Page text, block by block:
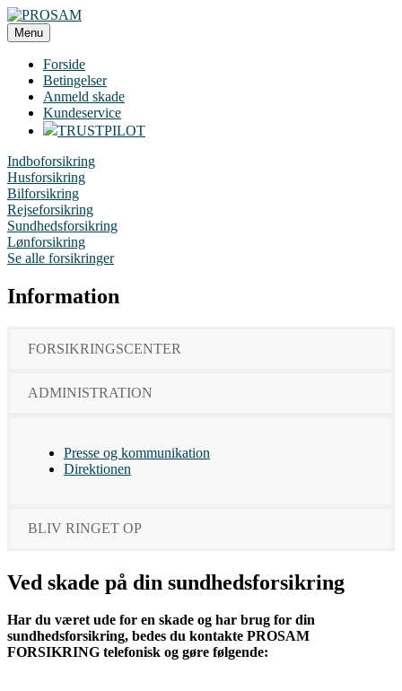
Videre
til
indhold
PROSAM
Menu
Forside
Betingelser
Anmeld skade
Kundeservice
TRUSTPILOT
Indboforsikring
Husforsikring
Bilforsikring
Rejseforsikring
Sundhedsforsikring
Lønforsikring
Se alle forsikringer
Information
FORSIKRINGSCENTER
ADMINISTRATION
Presse og kommunikation
Direktionen
BLIV RINGET OP
Ved skade på din sundhedsforsikring
Har du været ude for en skade og har brug for din
sundhedsforsikring, bedes du kontakte PROSAM
FORSIKRING telefonisk og gøre følgende: